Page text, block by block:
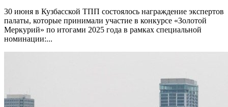
30 июня в Кузбасской ТПП состоялось награждение экспертов
палаты, которые принимали участие в конкурсе «Золотой
Меркурий» по итогами 2025 года в рамках специальной
номинации:...